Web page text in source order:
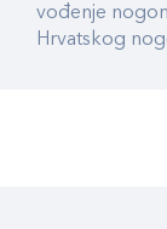
vođenje
Hrvatskog